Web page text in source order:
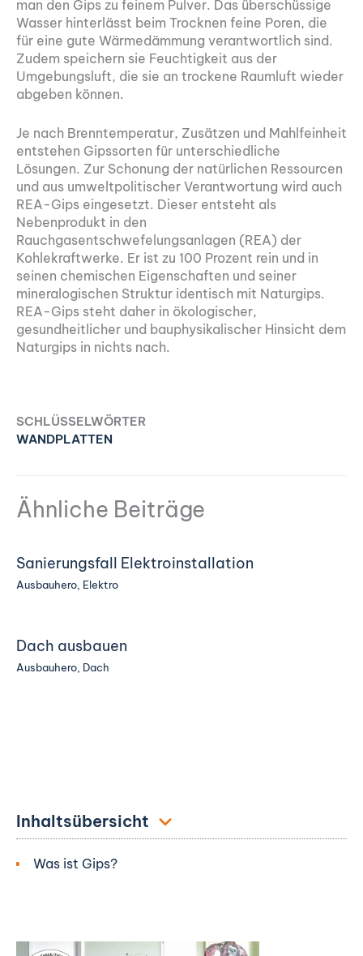
man den Gips zu feinem Pulver. Das überschüssige
Wasser hinterlässt beim Trocknen feine Poren, die
für eine gute Wärmedämmung verantwortlich sind.
Zudem speichern sie Feuchtigkeit aus der
Umgebungsluft, die sie an trockene Raumluft wieder
abgeben können.
Je nach Brenntemperatur, Zusätzen und Mahlfeinheit
entstehen Gipssorten für unterschiedliche
Lösungen. Zur Schonung der natürlichen Ressourcen
und aus umweltpolitischer Verantwortung wird auch
REA-Gips eingesetzt. Dieser entsteht als
Nebenprodukt in den
Rauchgasentschwefelungsanlagen (REA) der
Kohlekraftwerke. Er ist zu 100 Prozent rein und in
seinen chemischen Eigenschaften und seiner
mineralogischen Struktur identisch mit Naturgips.
REA-Gips steht daher in ökologischer,
gesundheitlicher und bauphysikalischer Hinsicht dem
Naturgips in nichts nach.
SCHLÜSSELWÖRTER
WANDPLATTEN
Ähnliche Beiträge
Sanierungsfall Elektroinstallation
Ausbauhero Elektro
Dach ausbauen
Ausbauhero Dach
Inhaltsübersicht
Was ist Gips?